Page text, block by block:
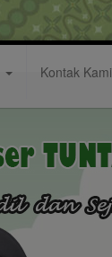
Kontak Kami